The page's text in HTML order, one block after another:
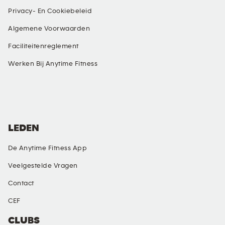
Privacy- En Cookiebeleid
Algemene Voorwaarden
Faciliteitenreglement
Werken Bij Anytime Fitness
CLUBS
LEDEN
De Anytime Fitness App
Veelgestelde Vragen
Contact
CEF